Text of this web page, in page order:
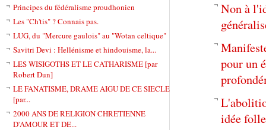
Principes du fédéralisme proudhonien
Les "Ch'tis" ? Connais pas.
LUG, du "Mercure gaulois" au "Wotan celtique"
Savitri Devi : Hellénisme et hindouisme, la...
LES WISIGOTHS ET LE CATHARISME [par
Robert Dun]
LE FANATISME, DRAME AIGU DE CE SIECLE
[par...
2000 ANS DE RELIGION CHRETIENNE
D'AMOUR ET DE...
Non à
pour un
idée